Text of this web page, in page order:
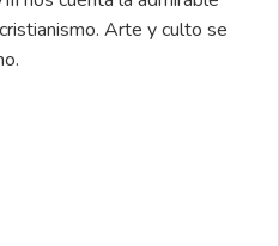
Arte y culto se